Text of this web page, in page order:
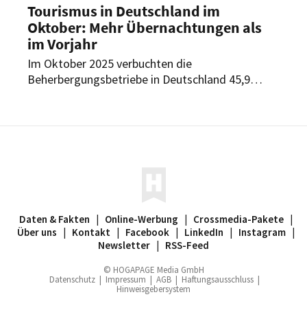
Tourismus in Deutschland im
Oktober: Mehr Übernachtungen als
im Vorjahr
Im Oktober 2025 verbuchten die
Beherbergungsbetriebe in Deutschland 45,9
Daten & Fakten | Online-Werbung | Crossmedia-Pakete |
Über uns | Kontakt | Facebook | LinkedIn | Instagram |
Newsletter | RSS-Feed
© HOGAPAGE Media GmbH
Datenschutz | Impressum | AGB | Haftungsausschluss |
Hinweisgebersystem